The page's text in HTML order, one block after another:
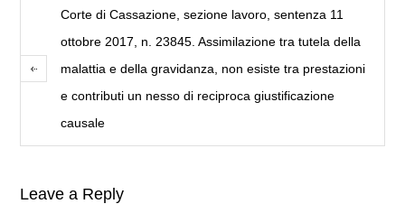
Corte di Cassazione, sezione lavoro, sentenza 11
ottobre 2017, n. 23845. Assimilazione tra tutela della
malattia e della gravidanza, non esiste tra prestazioni
e contributi un nesso di reciproca giustificazione
causale
Leave a Reply